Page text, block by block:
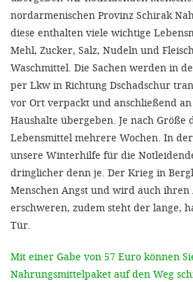
nordarmenischen Provinz Schirak
diese enthalten viele wichtige
Mehl, Zucker, Salz, Nudeln und
Waschmittel. Die Sachen werden in
per Lkw in Richtung Dschadschur
vor Ort verpackt und anschließend
Haushalte übergeben. Je nach Größe
Lebensmittel mehrere Wochen. In
unsere Winterhilfe für die
dringlicher denn je. Der Krieg in
Menschen Angst und wird auch ihren
erschweren, zudem steht der lange,
Tür.
Mit einer Gabe von 57 Euro können
Nahrungsmittelpaket auf den Weg